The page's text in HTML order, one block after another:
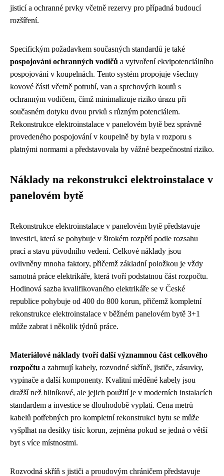
jisticí a ochranné prvky včetně rezervy pro případná budoucí
rozšíření.
Specifickým požadavkem současných standardů je také
pospojování ochranných vodičů a vytvoření ekvipotenciálního
pospojování v koupelnách. Tento systém propojuje všechny
kovové části včetně potrubí, van a sprchových koutů s
ochranným vodičem, čímž minimalizuje riziko úrazu při
současném dotyku dvou prvků s různým potenciálem.
Rekonstrukce elektroinstalace v panelovém bytě bez správně
provedeného pospojování v koupelně by byla v rozporu s
platnými normami a představovala by vážné bezpečnostní riziko.
Náklady na rekonstrukci elektroinstalace v
panelovém bytě
Rekonstrukce elektroinstalace v panelovém bytě představuje
investici, která se pohybuje v širokém rozpětí podle rozsahu
prací a stavu původního vedení. Celkové náklady jsou
ovlivněny mnoha faktory, přičemž základní položkou je vždy
samotná práce elektrikáře, která tvoří podstatnou část rozpočtu.
Hodinová sazba kvalifikovaného elektrikáře se v České
republice pohybuje od 400 do 800 korun, přičemž kompletní
rekonstrukce elektroinstalace v běžném panelovém bytě 3+1
může zabrat i několik týdnů práce.
Materiálové náklady tvoří další významnou část celkového
rozpočtu a zahrnují kabely, rozvodné skříně, jističe, zásuvky,
vypínače a další komponenty. Kvalitní měděné kabely jsou
dražší než hliníkové, ale jejich použití je v moderních instalacích
standardem a investice se dlouhodobě vyplatí. Cena metrů
kabelů potřebných pro kompletní rekonstrukci bytu se může
vyšplhat na desítky tisíc korun, zejména pokud se jedná o větší
byt s více místnostmi.
Rozvodná skříň s jističi a proudovým chráničem představuje